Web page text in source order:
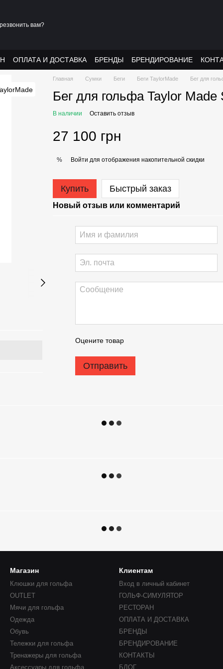
вам?
ОПЛАТА И ДОСТАВКА БРЕНДЫ БРЕНДИРОВАНИЕ
Главная Сумки Беги Беги TaylorMade Бег для
Бег для гольфа Taylor
В наличии Оставить отзыв
27 100 грн
% Войти для отображения накопительной скидки
Купить Быстрый заказ
Новый отзыв или комментарий
Оцените товар
Отправить
Магазин
Клюшки для гольфа
OUTLET
Мячи для гольфа
Одежда
Обувь
Тележки для гольфа
Тренажеры для гольфа
Аксессуары для гольфа
Клиентам
Вход в личный кабинет
ГОЛЬФ-СИМУЛЯТОР
РЕСТОРАН
ОПЛАТА И ДОСТАВКА
БРЕНДЫ
БРЕНДИРОВАНИЕ
КОНТАКТЫ
БЛОГ